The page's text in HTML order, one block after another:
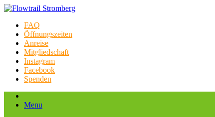
FAQ
Öffnungszeiten
Anreise
Mitgliedschaft
Instagram
Facebook
Spenden
Menu